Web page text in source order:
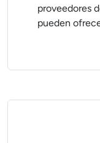
proveedores
pueden